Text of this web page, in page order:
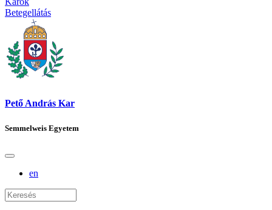
Betegellátás
Pető András Kar
Semmelweis Egyetem
en